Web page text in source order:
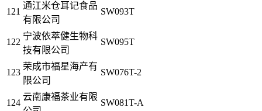
121
通江米仓耳记食品
有限公司
SW093T
122
宁波依萃健生物科
技有限公司
SW095T
123
荣成市福星海产有
限公司
SW076T-2
124
云南康福茶业有限
SW081T-A